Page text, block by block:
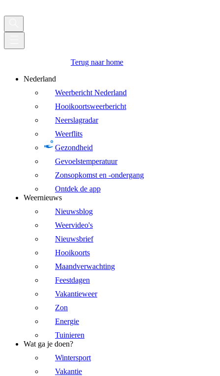
Terug naar home
Nederland
Weerbericht Nederland
Hooikoortsweerbericht
Neerslagradar
Weerflits
Gezondheid
Gevoelstemperatuur
Zonsopkomst en -ondergang
Ontdek de app
Weernieuws
Nieuwsblog
Weervideo's
Nieuwsbrief
Hooikoorts
Maandverwachting
Feestdagen
Vakantieweer
Zon
Energie
Tuinieren
Wat ga je doen?
Wintersport
Vakantie